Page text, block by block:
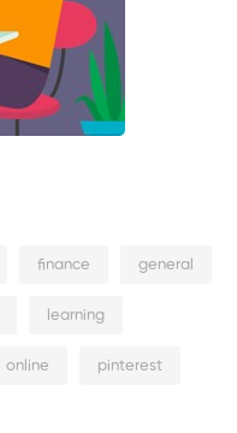
finance general
learning
online pinterest